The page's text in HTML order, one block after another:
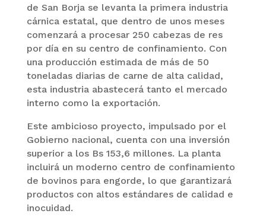
de San Borja se levanta la primera industria
cárnica estatal, que dentro de unos meses
comenzará a procesar 250 cabezas de res
por día en su centro de confinamiento. Con
una producción estimada de más de 50
toneladas diarias de carne de alta calidad,
esta industria abastecerá tanto el mercado
interno como la exportación.
Este ambicioso proyecto, impulsado por el
Gobierno nacional, cuenta con una inversión
superior a los Bs 153,6 millones. La planta
incluirá un moderno centro de confinamiento
de bovinos para engorde, lo que garantizará
productos con altos estándares de calidad e
inocuidad.